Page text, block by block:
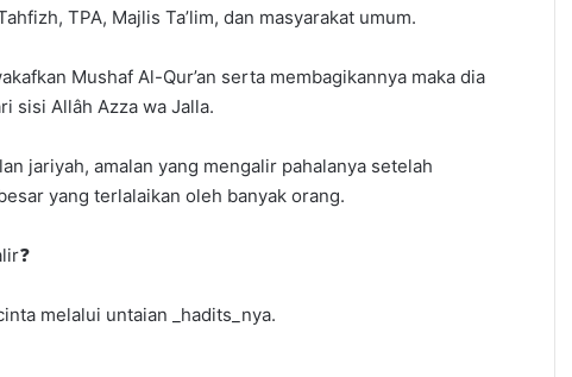
TPA, Majlis Ta’lim, dan masyarakat umum.
Mushaf Al-Qur’an serta membagikannya maka dia
sisi Allâh Azza wa Jalla.
jariyah, amalan yang mengalir pahalanya setelah
yang terlalaikan oleh banyak orang.
melalui untaian _hadits_nya.